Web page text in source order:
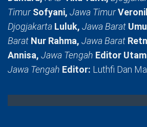
TimurSofyani, Jawa Timur
Djogjakarta Luluk, Jawa Barat
Barat Nur Rahma, Jawa Barat
Annisa, Jawa Tengah Editor
Jawa Tengah Editor: Luthfi Dan